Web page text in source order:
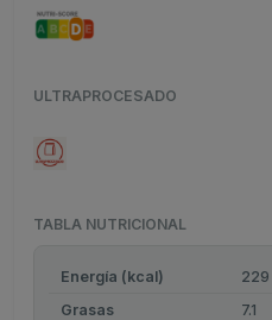
ULTRAPROCESADO
TABLA NUTRICIONAL
Energía (kcal)
229
Grasas
7.1